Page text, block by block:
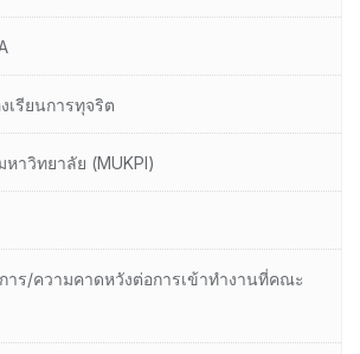
เรียนการทุจริต
าวิทยาลัย (MUKPI)
าร/ความคาดหวังต่อการเข้าทำงานที่คณะ